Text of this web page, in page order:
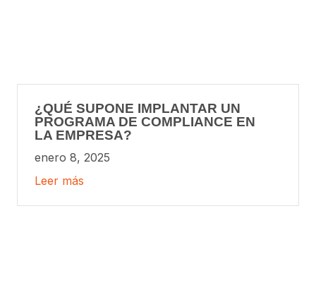
¿QUÉ SUPONE IMPLANTAR UN
PROGRAMA DE COMPLIANCE EN
LA EMPRESA?
enero 8, 2025
Leer más